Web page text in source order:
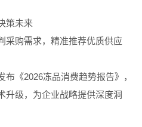
策未来
采购需求，精准推荐优质供应
《2026冻品消费趋势报告》，
升级，为企业战略提供深度洞